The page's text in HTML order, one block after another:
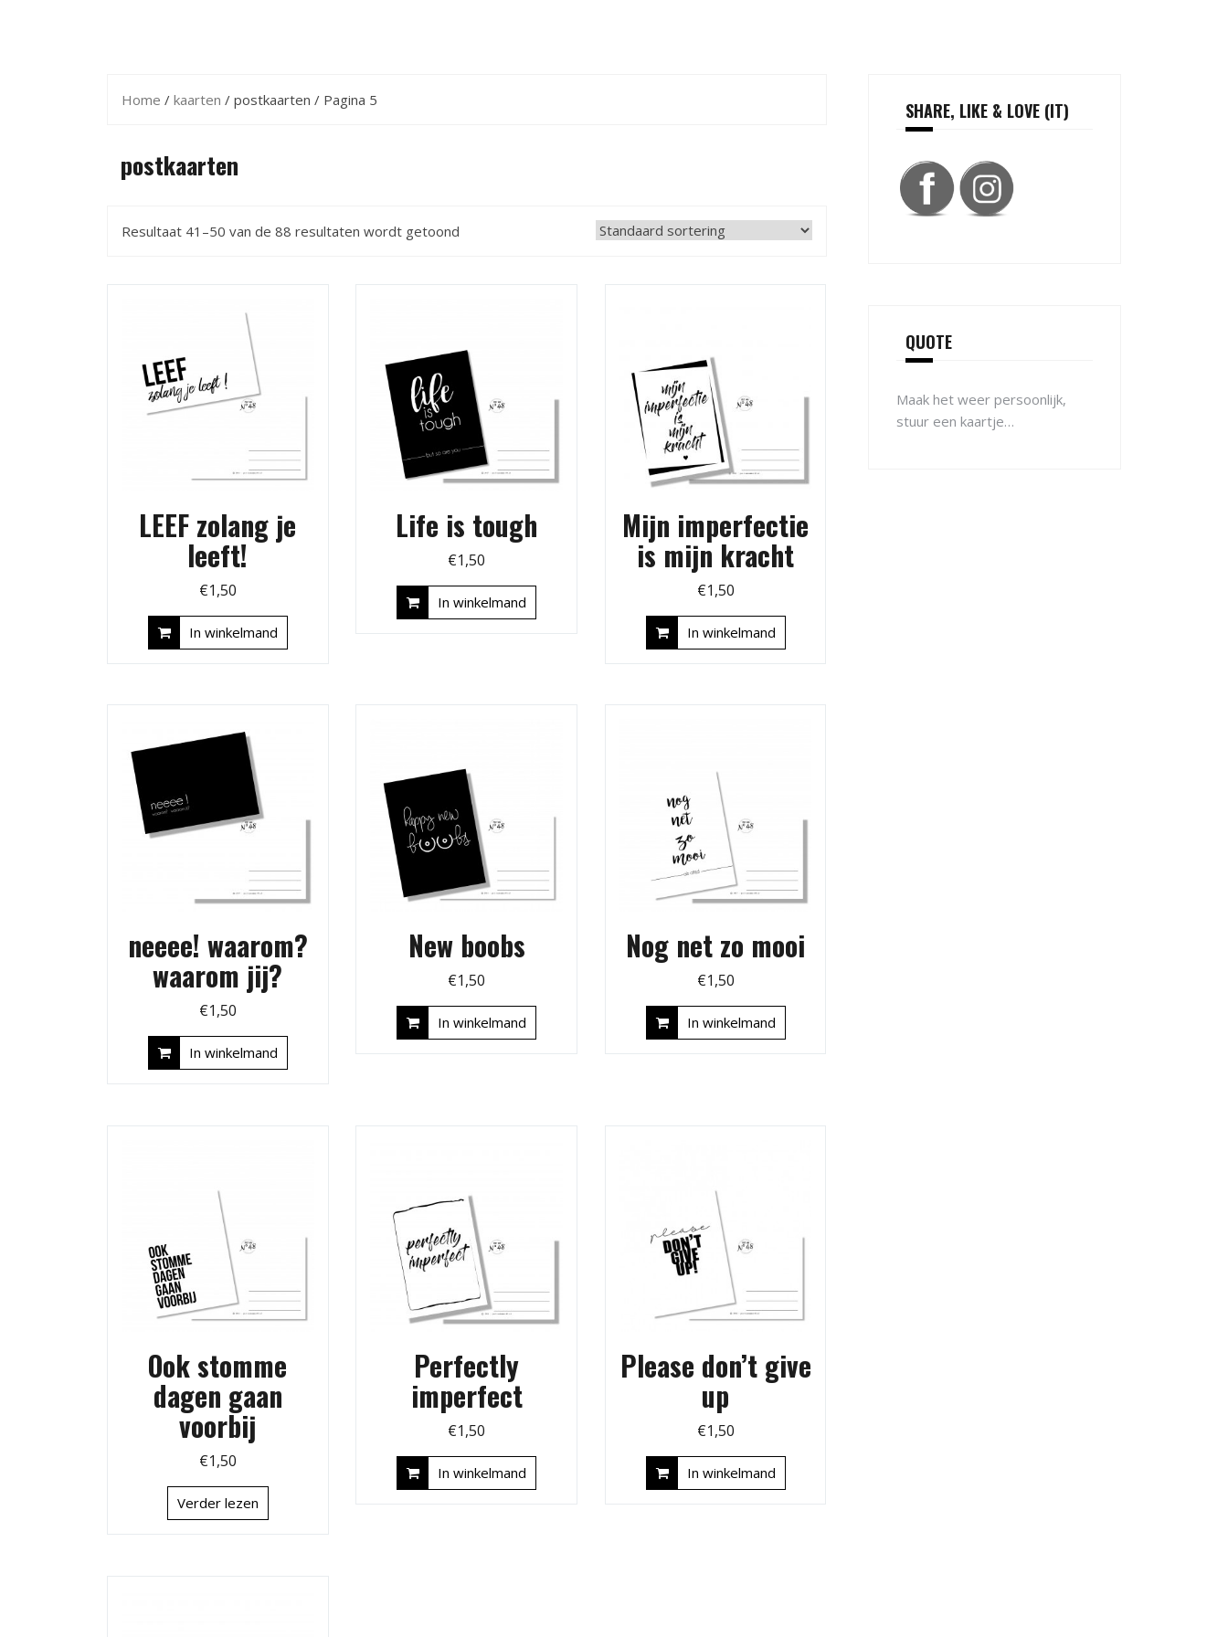
Home / kaarten / postkaarten / Pagina 5
postkaarten
Resultaat 41–50 van de 88 resultaten wordt getoond
LEEF zolang je
leeft!
€1,50
In winkelmand
Life is tough
€1,50
In winkelmand
Mijn imperfectie
is mijn kracht
€1,50
In winkelmand
neeee! waarom?
waarom jij?
€1,50
In winkelmand
New boobs
€1,50
In winkelmand
Nog net zo mooi
€1,50
In winkelmand
Ook stomme
dagen gaan
voorbij
€1,50
Verder lezen
Perfectly
imperfect
€1,50
In winkelmand
Please don’t give
up
€1,50
In winkelmand
SHARE, LIKE & LOVE (IT)
QUOTE
Maak het weer persoonlijk,
stuur een kaartje…